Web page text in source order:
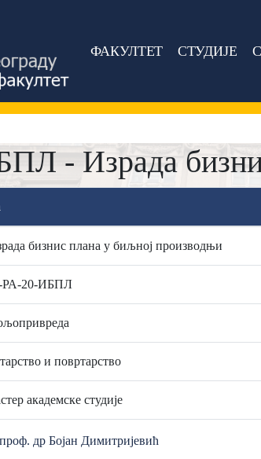
ФАКУЛТЕТ СТУДИЈЕ
- Израда
бизнис плана у биљној производњи
20-ИБПЛ
и повртарство
академске студије
проф. др Бојан Димитријевић